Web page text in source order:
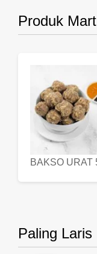
Produk Mart
Paling Laris